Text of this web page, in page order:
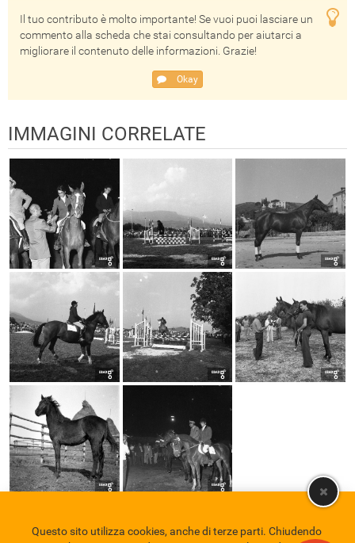
Il tuo contributo è molto importante! Se vuoi puoi lasciare un
commento alla scheda che stai consultando per aiutarci a
migliorare il contenuto delle informazioni. Grazie!
Okay
IMMAGINI CORRELATE
Questo sito utilizza cookies, anche di terze parti. Chiudendo